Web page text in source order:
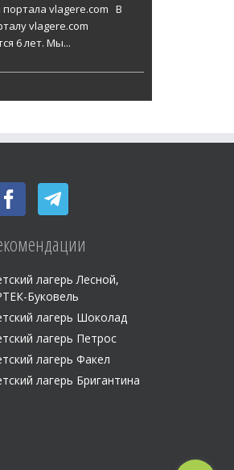
vlagere.com В
vlagere.com
6 лет. Мы...
лагерь Лесной,
Буковель
лагерь Шоколад
лагерь Петрос
лагерь Факел
лагерь Бригантина